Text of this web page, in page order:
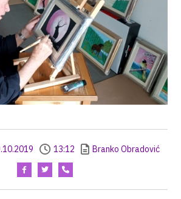
13:12 Branko Obradović